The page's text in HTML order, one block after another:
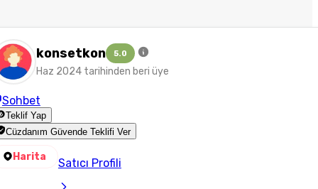
konsetkon 5.0
Haz 2024 tarihinden beri üye
Sohbet
Teklif Yap
Cüzdanım Güvende Teklifi Ver
Harita Satıcı Profili